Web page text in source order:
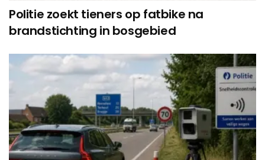
Politie zoekt tieners op fatbike na
brandstichting in bosgebied